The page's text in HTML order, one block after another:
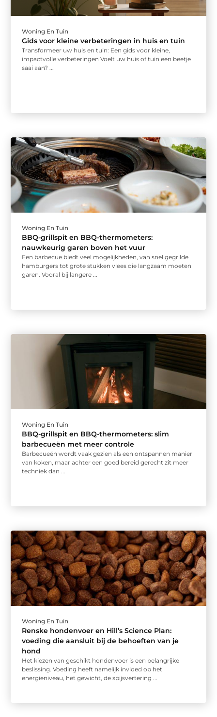
Woning En Tuin
Gids voor kleine verbeteringen in huis en tuin
Transformeer uw huis en tuin: Een gids voor kleine,
impactvolle verbeteringen Voelt uw huis of tuin een beetje
saai aan? ...
Woning En Tuin
BBQ-grillspit en BBQ-thermometers:
nauwkeurig garen boven het vuur
Een barbecue biedt veel mogelijkheden, van snel gegrilde
hamburgers tot grote stukken vlees die langzaam moeten
garen. Vooral bij langere ...
Woning En Tuin
BBQ-grillspit en BBQ-thermometers: slim
barbecueën met meer controle
Barbecueën wordt vaak gezien als een ontspannen manier
van koken, maar achter een goed bereid gerecht zit meer
techniek dan ...
Woning En Tuin
Renske hondenvoer en Hill’s Science Plan:
voeding die aansluit bij de behoeften van je
hond
Het kiezen van geschikt hondenvoer is een belangrijke
beslissing. Voeding heeft namelijk invloed op het
energieniveau, het gewicht, de spijsvertering ...